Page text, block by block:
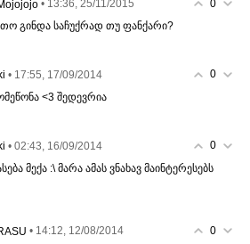
0
• 13:36, 25/11/2015
გინდა საჩუქრად თუ ფანქარი?
0
• 17:55, 17/09/2014
<3 შედევრია
0
• 02:43, 16/09/2014
მექა :\ მარა ამას ვნახავ მაინტერესებს
0
• 14:12, 12/08/2014